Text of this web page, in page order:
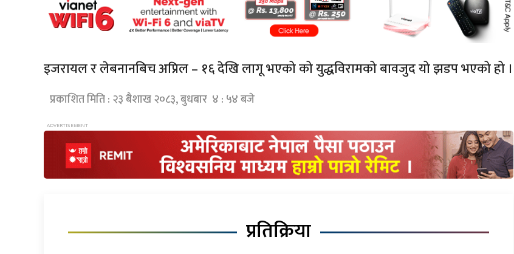
इजरायल र लेबनानबिच अप्रिल – १६ देखि लागू भएको को युद्धविरामको बावजुद यो झडप भएको हो ।
प्रकाशित मिति : २३ बैशाख २०८३, बुधबार ४ : ५४ बजे
प्रतिक्रिया